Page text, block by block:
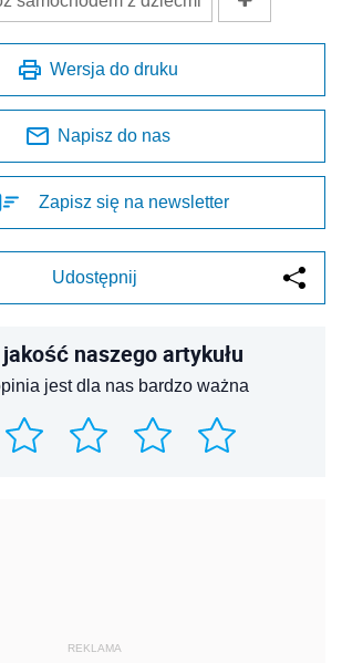
Wersja do druku
Napisz do nas
Zapisz się na newsletter
Udostępnij
naszego artykułu
jest dla nas bardzo ważna
REKLAMA